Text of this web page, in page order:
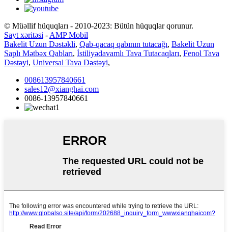
© Müəllif hüquqları - 2010-2023: Bütün hüquqlar qorunur.
Sayt xəritəsi - AMP Mobil
Bakelit Uzun Dəstəkli, Qab-qacaq qabının tutacağı, Bakelit Uzun
Saplı Mətbəx Qabları, İstiliyədavamlı Tava Tutacaqları, Fenol Tava
Dəstəyi, Universal Tava Dəstəyi,
008613957840661
sales12@xianghai.com
0086-13957840661